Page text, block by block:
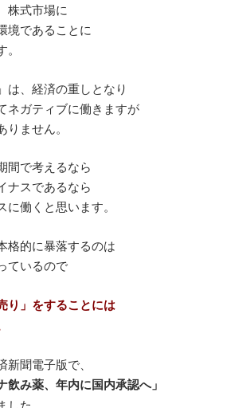
株式市場に
境であることに
は、経済の重しとなり
ネガティブに働きますが
ません。
間で考えるなら
ナスであるなら
働くと思います。
格的に暴落するのは
ているので
り」をすることには
聞電子版で、
飲み薬、年内に国内承認へ」